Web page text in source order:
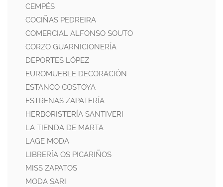
CEMPÉS
COCIÑAS PEDREIRA
COMERCIAL ALFONSO SOUTO
CORZO GUARNICIONERÍA
DEPORTES LÓPEZ
EUROMUEBLE DECORACIÓN
ESTANCO COSTOYA
ESTRENAS ZAPATERÍA
HERBORISTERÍA SANTIVERI
LA TIENDA DE MARTA
LAGE MODA
LIBRERÍA OS PICARIÑOS
MISS ZAPATOS
MODA SARI